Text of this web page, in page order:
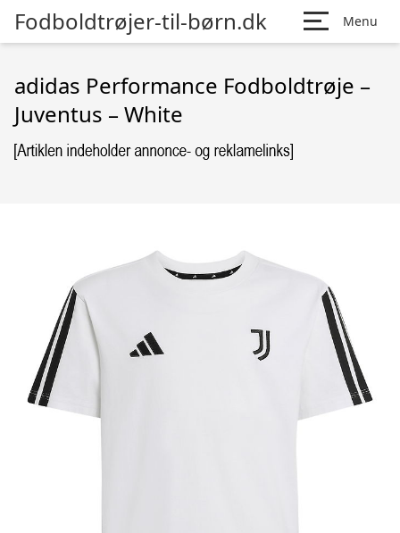
Fodboldtrøjer-til-børn.dk Menu
adidas Performance Fodboldtrøje –
Juventus – White